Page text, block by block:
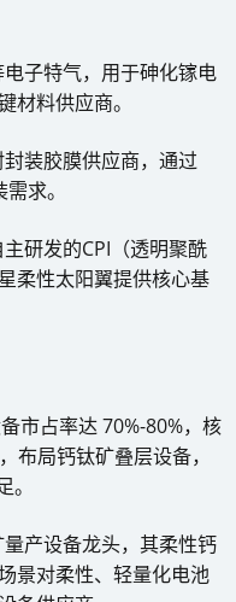
子特气，用于砷化镓电
材料供应商。
装胶膜供应商，通过
求。
研发的CPI（透明聚酰
柔性太阳翼提供核心基
市占率达 70%-80%，核
布局钙钛矿叠层设备，
产设备龙头，其柔性钙
景对柔性、轻量化电池